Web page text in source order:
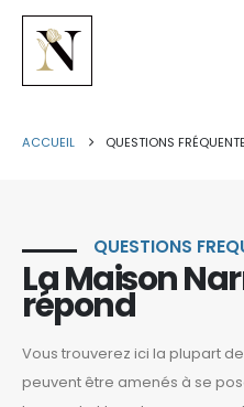
ACCUEIL QUESTIONS
QUESTIONS
La Maison
répond
Vous trouverez ici la plupart
peuvent être amenés à se